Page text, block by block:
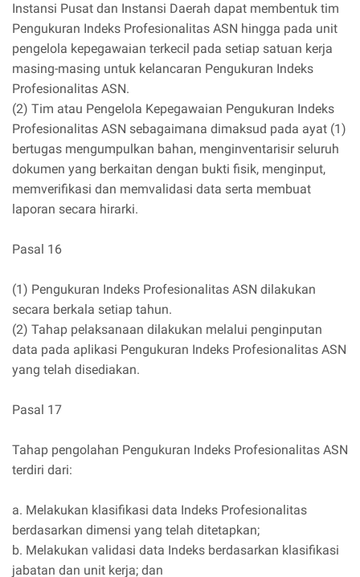
Instansi Pusat dan Instansi Daerah dapat membentuk tim
Pengukuran Indeks Profesionalitas ASN hingga pada unit
pengelola kepegawaian terkecil pada setiap satuan kerja
masing-masing untuk kelancaran Pengukuran Indeks
Profesionalitas ASN.
(2) Tim atau Pengelola Kepegawaian Pengukuran Indeks
Profesionalitas ASN sebagaimana dimaksud pada ayat (1)
bertugas mengumpulkan bahan, menginventarisir seluruh
dokumen yang berkaitan dengan bukti fisik, menginput,
memverifikasi dan memvalidasi data serta membuat
laporan secara hirarki.
Pasal 16
(1) Pengukuran Indeks Profesionalitas ASN dilakukan
secara berkala setiap tahun.
(2) Tahap pelaksanaan dilakukan melalui penginputan
data pada aplikasi Pengukuran Indeks Profesionalitas ASN
yang telah disediakan.
Pasal 17
Tahap pengolahan Pengukuran Indeks Profesionalitas ASN
terdiri dari:
a. Melakukan klasifikasi data Indeks Profesionalitas
berdasarkan dimensi yang telah ditetapkan;
b. Melakukan validasi data Indeks berdasarkan klasifikasi
jabatan dan unit kerja; dan